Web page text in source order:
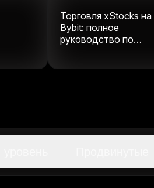
Торговля xStocks на
Bybit: полное
руководство по